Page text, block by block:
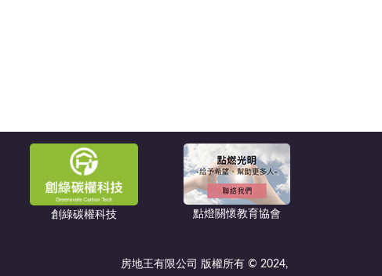
創綠碳權科技 點燈關懷教育協會
房地王有限公司 版權所有 © 2024,